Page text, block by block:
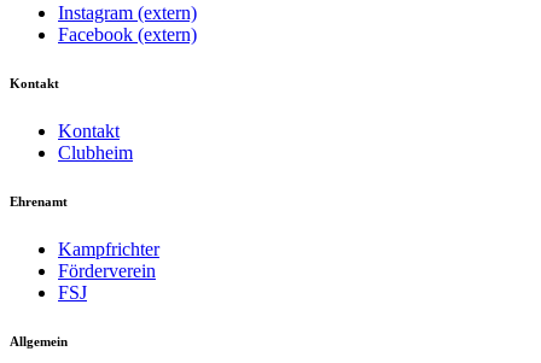
Instagram (extern)
Facebook (extern)
Kontakt
Kontakt
Clubheim
Ehrenamt
Kampfrichter
Förderverein
FSJ
Allgemein